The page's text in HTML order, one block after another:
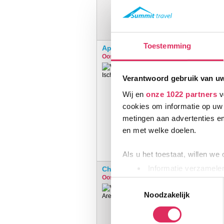
Toestemming
Verantwoord gebruik van
Wij en onze 1022 partners
cookies om informatie op
metingen aan advertenties
en met welke doelen.
Als u het toestaat, willen we
Informatie
Uw apparaat
Lees meer over hoe uw
toestemming op elk
Noodzakelijk
Appartementen Lärchenheim
Oostenrijk
Chalet Sofie
Oostenrijk Ischgl